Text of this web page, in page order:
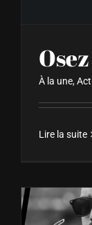
À la une,
Lire la suite